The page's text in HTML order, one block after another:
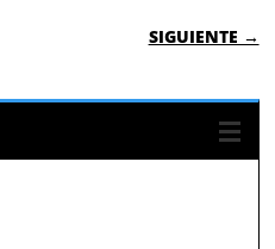
ENTRADAS
SIGUIENTE →